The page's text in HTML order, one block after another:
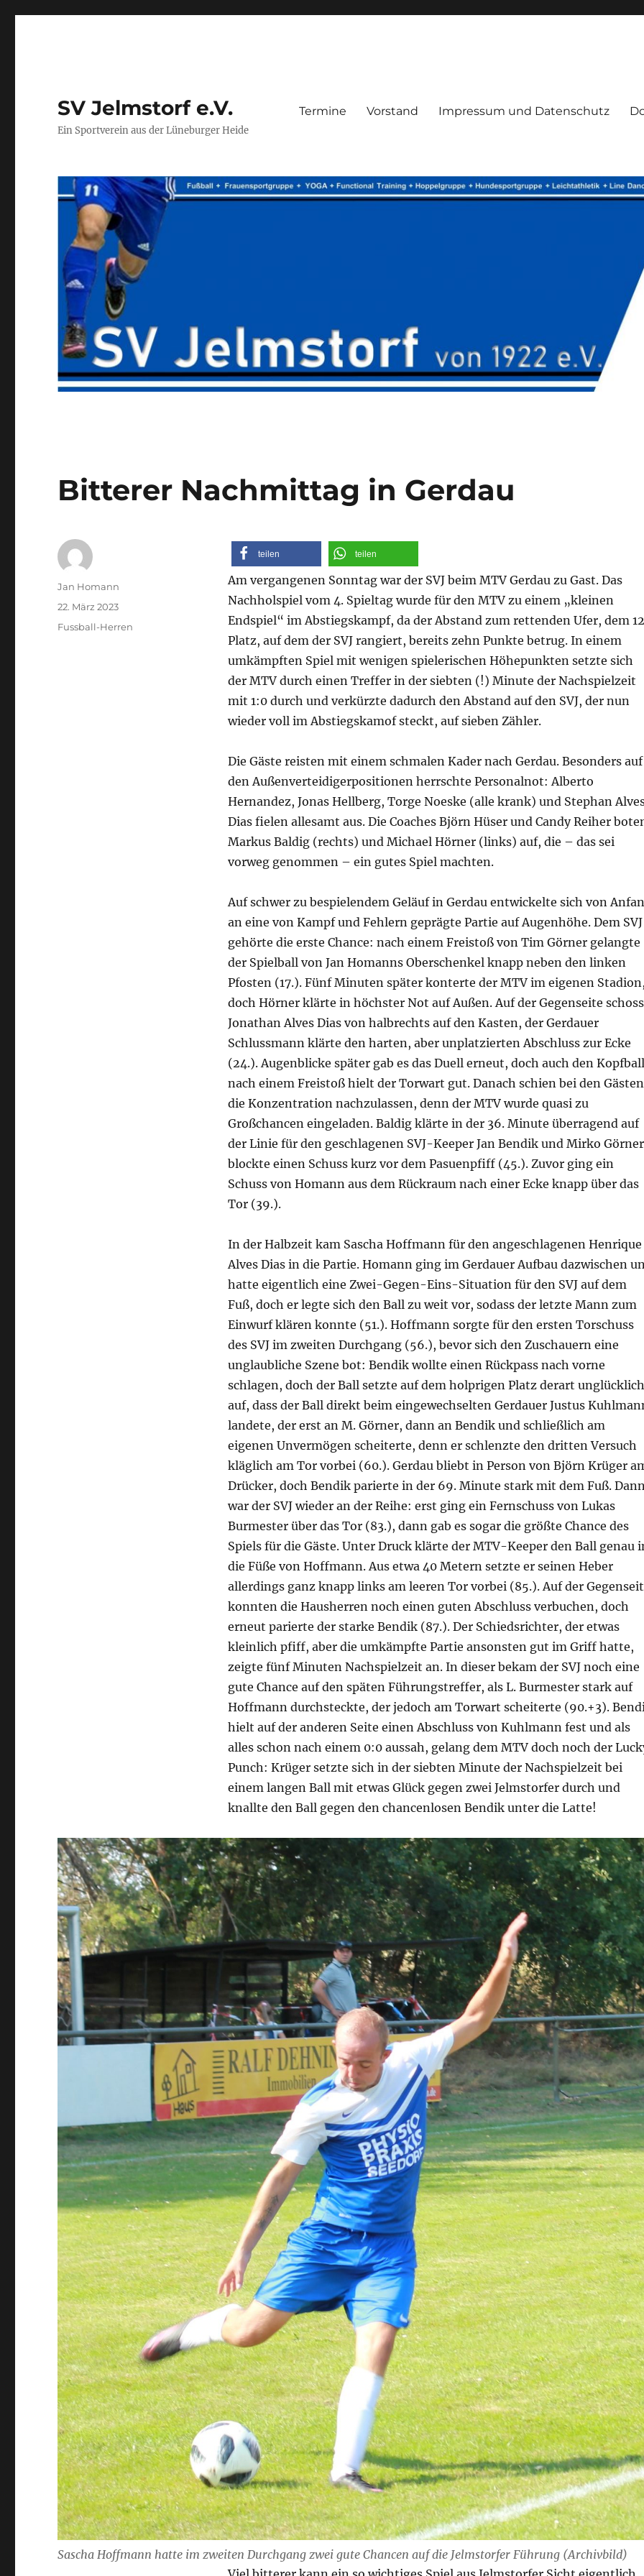
SV Jelmstorf e.V.
Ein Sportverein aus der Lüneburger Heide
Termine Vorstand Impressum und Datenschutz
Bitterer Nachmittag in Gerdau
teilen teilen
Am vergangenen Sonntag war der SVJ beim MTV Gerdau zu Gast. Das
Nachholspiel vom 4. Spieltag wurde für den MTV zu einem „kleinen
Endspiel“ im Abstiegskampf, da der Abstand zum rettenden Ufer, dem
Platz, auf dem der SVJ rangiert, bereits zehn Punkte betrug. In einem
umkämpften Spiel mit wenigen spielerischen Höhepunkten setzte sich
der MTV durch einen Treffer in der siebten (!) Minute der Nachspielzeit
mit 1:0 durch und verkürzte dadurch den Abstand auf den SVJ, der nun
wieder voll im Abstiegskamof steckt, auf sieben Zähler.
Die Gäste reisten mit einem schmalen Kader nach Gerdau. Besonders auf
den Außenverteidigerpositionen herrschte Personalnot: Alberto
Hernandez, Jonas Hellberg, Torge Noeske (alle krank) und Stephan
Dias fielen allesamt aus. Die Coaches Björn Hüser und Candy Reiher
Markus Baldig (rechts) und Michael Hörner (links) auf, die – das sei
vorweg genommen – ein gutes Spiel machten.
Auf schwer zu bespielendem Geläuf in Gerdau entwickelte sich von
an eine von Kampf und Fehlern geprägte Partie auf Augenhöhe. Dem SVJ
gehörte die erste Chance: nach einem Freistoß von Tim Görner gelangte
der Spielball von Jan Homanns Oberschenkel knapp neben den linken
Pfosten (17.). Fünf Minuten später konterte der MTV im eigenen
doch Hörner klärte in höchster Not auf Außen. Auf der Gegenseite schoss
Jonathan Alves Dias von halbrechts auf den Kasten, der Gerdauer
Schlussmann klärte den harten, aber unplatzierten Abschluss zur Ecke
(24.). Augenblicke später gab es das Duell erneut, doch auch den Kopfball
nach einem Freistoß hielt der Torwart gut. Danach schien bei den Gästen
die Konzentration nachzulassen, denn der MTV wurde quasi zu
Großchancen eingeladen. Baldig klärte in der 36. Minute überragend auf
der Linie für den geschlagenen SVJ-Keeper Jan Bendik und Mirko Görner
blockte einen Schuss kurz vor dem Pasuenpfiff (45.). Zuvor ging ein
Schuss von Homann aus dem Rückraum nach einer Ecke knapp über das
Tor (39.).
In der Halbzeit kam Sascha Hoffmann für den angeschlagenen Henrique
Alves Dias in die Partie. Homann ging im Gerdauer Aufbau dazwischen
hatte eigentlich eine Zwei-Gegen-Eins-Situation für den SVJ auf dem
Fuß, doch er legte sich den Ball zu weit vor, sodass der letzte Mann zum
Einwurf klären konnte (51.). Hoffmann sorgte für den ersten Torschuss
des SVJ im zweiten Durchgang (56.), bevor sich den Zuschauern eine
unglaubliche Szene bot: Bendik wollte einen Rückpass nach vorne
schlagen, doch der Ball setzte auf dem holprigen Platz derart unglücklich
auf, dass der Ball direkt beim eingewechselten Gerdauer Justus
landete, der erst an M. Görner, dann an Bendik und schließlich am
eigenen Unvermögen scheiterte, denn er schlenzte den dritten Versuch
kläglich am Tor vorbei (60.). Gerdau bliebt in Person von Björn Krüger
Drücker, doch Bendik parierte in der 69. Minute stark mit dem Fuß.
war der SVJ wieder an der Reihe: erst ging ein Fernschuss von Lukas
Burmester über das Tor (83.), dann gab es sogar die größte Chance des
Spiels für die Gäste. Unter Druck klärte der MTV-Keeper den Ball genau
die Füße von Hoffmann. Aus etwa 40 Metern setzte er seinen Heber
allerdings ganz knapp links am leeren Tor vorbei (85.). Auf der
konnten die Hausherren noch einen guten Abschluss verbuchen, doch
erneut parierte der starke Bendik (87.). Der Schiedsrichter, der etwas
kleinlich pfiff, aber die umkämpfte Partie ansonsten gut im Griff hatte,
zeigte fünf Minuten Nachspielzeit an. In dieser bekam der SVJ noch eine
gute Chance auf den späten Führungstreffer, als L. Burmester stark auf
Hoffmann durchsteckte, der jedoch am Torwart scheiterte (90.+3).
hielt auf der anderen Seite einen Abschluss von Kuhlmann fest und als
alles schon nach einem 0:0 aussah, gelang dem MTV doch noch der
Punch: Krüger setzte sich in der siebten Minute der Nachspielzeit bei
einem langen Ball mit etwas Glück gegen zwei Jelmstorfer durch und
knallte den Ball gegen den chancenlosen Bendik unter die Latte!
Sascha Hoffmann hatte im zweiten Durchgang zwei gute Chancen auf die Jelmstorfer Führung (Archivbild)
Autor
Jan Homann
Veröffentlicht
22. März 2023
Kategorien
Fussball-Herren